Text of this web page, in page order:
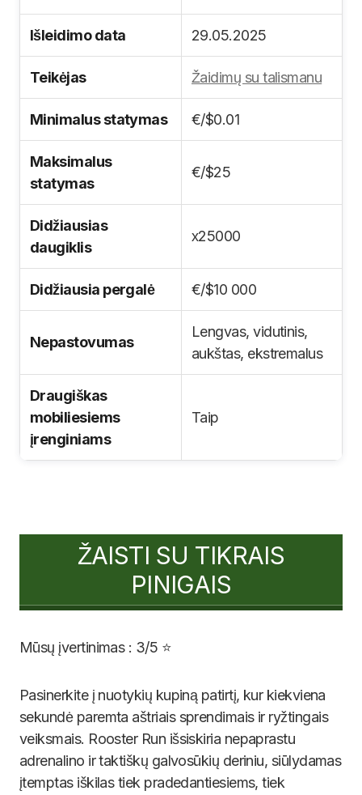
Išleidimo data 29.05.2025
Teikėjas Žaidimų su talismanu
Minimalus statymas €/$0.01
Maksimalus
statymas
€/$25
Didžiausias
daugiklis
х25000
Didžiausia pergalė €/$10 000
Nepastovumas
Lengvas, vidutinis,
aukštas, ekstremalus
Draugiškas
mobiliesiems
įrenginiams
Taip
ŽAISTI SU TIKRAIS
PINIGAIS
Mūsų įvertinimas : 3/5 ⭐
Pasinerkite į nuotykių kupiną patirtį, kur kiekviena
sekundė paremta aštriais sprendimais ir ryžtingais
veiksmais. Rooster Run išsiskiria nepaprastu
adrenalino ir taktiškų galvosūkių deriniu, siūlydamas
įtemptas iškilas tiek pradedantiesiems, tiek